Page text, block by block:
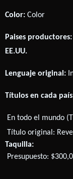
Color: Color
Paises productores:
EE.UU.
Lenguaje original:
Títulos en cada
En todo el mundo
Título original:
Taquilla:
Presupuesto: